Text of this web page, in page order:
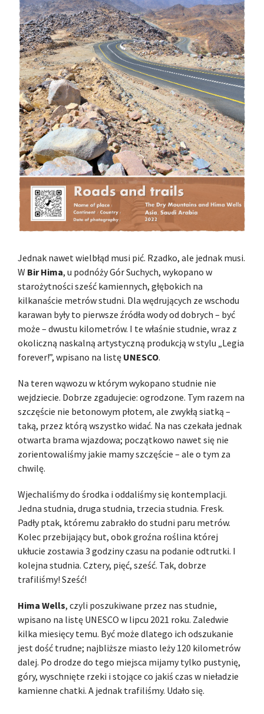
Jednak nawet wielbłąd musi pić. Rzadko, ale jednak musi.
W Bir Hima, u podnóży Gór Suchych, wykopano w
starożytności sześć kamiennych, głębokich na
kilkanaście metrów studni. Dla wędrujących ze wschodu
karawan były to pierwsze źródła wody od dobrych – być
może – dwustu kilometrów. I te właśnie studnie, wraz z
okoliczną naskalną artystyczną produkcją w stylu „Legia
forever!”, wpisano na listę UNESCO.
Na teren wąwozu w którym wykopano studnie nie
wejdziecie. Dobrze zgadujecie: ogrodzone. Tym razem na
szczęście nie betonowym płotem, ale zwykłą siatką –
taką, przez którą wszystko widać. Na nas czekała jednak
otwarta brama wjazdowa; początkowo nawet się nie
zorientowaliśmy jakie mamy szczęście – ale o tym za
chwilę.
Wjechaliśmy do środka i oddaliśmy się kontemplacji.
Jedna studnia, druga studnia, trzecia studnia. Fresk.
Padły ptak, któremu zabrakło do studni paru metrów.
Kolec przebijający but, obok groźna roślina której
ukłucie zostawia 3 godziny czasu na podanie odtrutki. I
kolejna studnia. Cztery, pięć, sześć. Tak, dobrze
trafiliśmy! Sześć!
Hima Wells, czyli poszukiwane przez nas studnie,
wpisano na listę UNESCO w lipcu 2021 roku. Zaledwie
kilka miesięcy temu. Być może dlatego ich odszukanie
jest dość trudne; najbliższe miasto leży 120 kilometrów
dalej. Po drodze do tego miejsca mijamy tylko pustynię,
góry, wyschnięte rzeki i stojące co jakiś czas w nieładzie
kamienne chatki. A jednak trafiliśmy. Udało się.